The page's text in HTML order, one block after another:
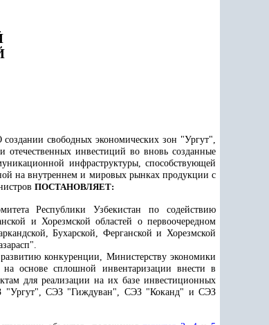
свободных экономических зон "Ургут",
инвестиций во вновь созданные
инфраструктуры, способствующей
на внутреннем и мировых рынках продукции с
ПОСТАНОВЛЯЕТ:
Республики Узбекистан по содействию
и Хорезмской областей о первоочередном
Бухарской, Ферганской и Хорезмской
конкуренции, Министерству экономики
основе сплошной инвентаризации внести в
для реализации на их базе инвестиционных
"Ургут", СЭЗ "Гиждуван", СЭЗ "Коканд" и СЭЗ